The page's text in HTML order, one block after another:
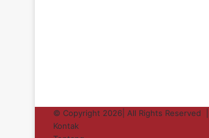
© Copyright 2026| All Rights Reserved |
Kontak